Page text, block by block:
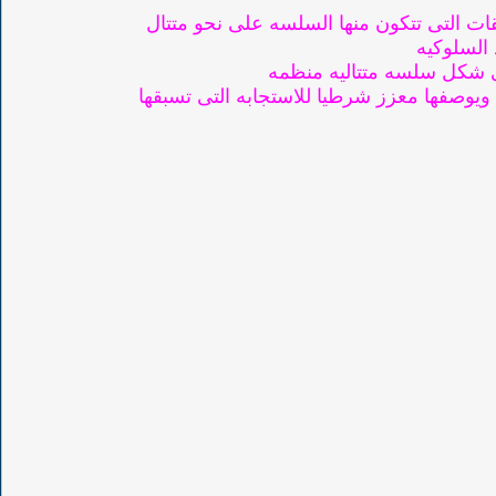
التى تتكون منها السلسه على نحو متتال
شكل سلسه متتاليه منظمه
معزز شرطيا للاستجابه التى تسبقها